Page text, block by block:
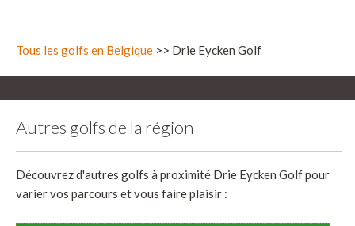
Tous les golfs en Belgique >> Drie Eycken Golf
Autres golfs de la région
Découvrez d'autres golfs à proximité Drie Eycken Golf pour
varier vos parcours et vous faire plaisir :